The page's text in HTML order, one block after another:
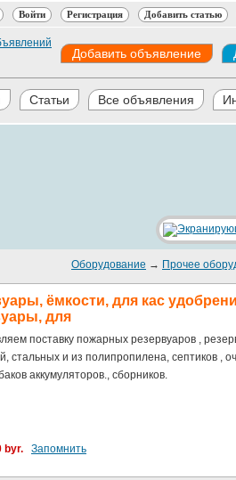
Войти Регистрация Добавить статью
Добавить объявление
Статьи Все объявления
Оборудование → Прочее
ёмкости, для кас
для
поставку пожарных резервуаров ,
стальных и из полипропилена, септиков ,
аккумуляторов., сборников.
byr. Запомнить